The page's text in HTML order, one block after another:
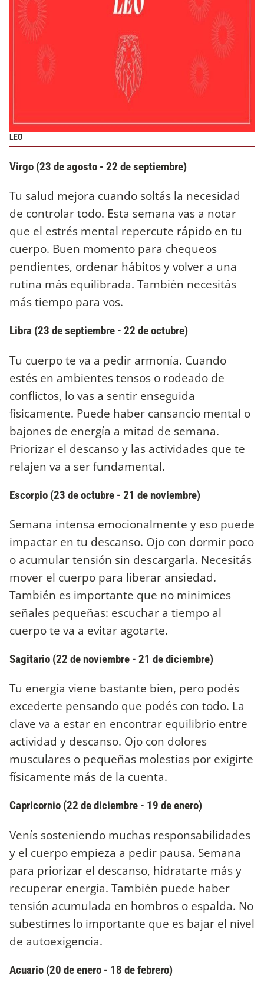
LEO
Virgo (23 de agosto - 22 de septiembre)
Tu salud mejora cuando soltás la necesidad
de controlar todo. Esta semana vas a notar
que el estrés mental repercute rápido en tu
cuerpo. Buen momento para chequeos
pendientes, ordenar hábitos y volver a una
rutina más equilibrada. También necesitás
más tiempo para vos.
Libra (23 de septiembre - 22 de octubre)
Tu cuerpo te va a pedir armonía. Cuando
estés en ambientes tensos o rodeado de
conflictos, lo vas a sentir enseguida
físicamente. Puede haber cansancio mental o
bajones de energía a mitad de semana.
Priorizar el descanso y las actividades que te
relajen va a ser fundamental.
Escorpio (23 de octubre - 21 de noviembre)
Semana intensa emocionalmente y eso puede
impactar en tu descanso. Ojo con dormir poco
o acumular tensión sin descargarla. Necesitás
mover el cuerpo para liberar ansiedad.
También es importante que no minimices
señales pequeñas: escuchar a tiempo al
cuerpo te va a evitar agotarte.
Sagitario (22 de noviembre - 21 de diciembre)
Tu energía viene bastante bien, pero podés
excederte pensando que podés con todo. La
clave va a estar en encontrar equilibrio entre
actividad y descanso. Ojo con dolores
musculares o pequeñas molestias por exigirte
físicamente más de la cuenta.
Capricornio (22 de diciembre - 19 de enero)
Venís sosteniendo muchas responsabilidades
y el cuerpo empieza a pedir pausa. Semana
para priorizar el descanso, hidratarte más y
recuperar energía. También puede haber
tensión acumulada en hombros o espalda. No
subestimes lo importante que es bajar el nivel
de autoexigencia.
Acuario (20 de enero - 18 de febrero)